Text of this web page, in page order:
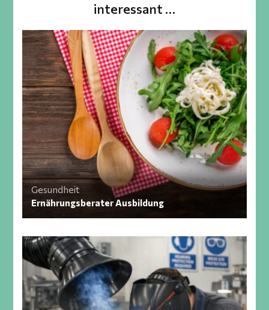
interessant …
Gesundheit
Ernährungsberater Ausbildung